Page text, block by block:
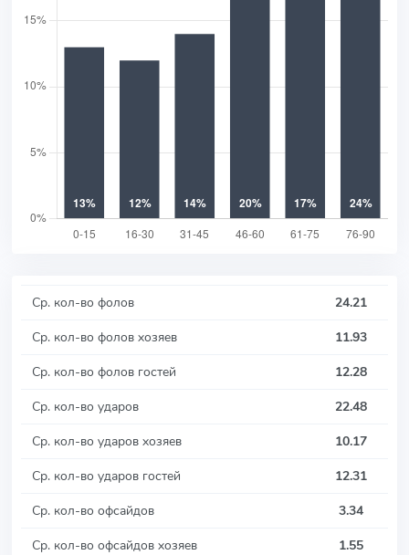
Ср. кол-во фолов
24.21
Ср. кол-во фолов хозяев
11.93
Ср. кол-во фолов гостей
12.28
Ср. кол-во ударов
22.48
Ср. кол-во ударов хозяев
10.17
Ср. кол-во ударов гостей
12.31
Ср. кол-во офсайдов
3.34
Ср. кол-во офсайдов хозяев
1.55